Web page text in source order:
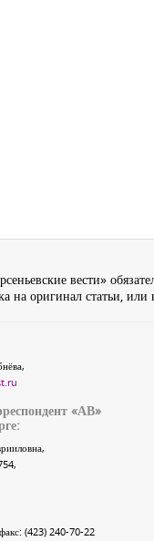
вести»
на оригинал статьи, или
«АВ»
(423) 240-70-22